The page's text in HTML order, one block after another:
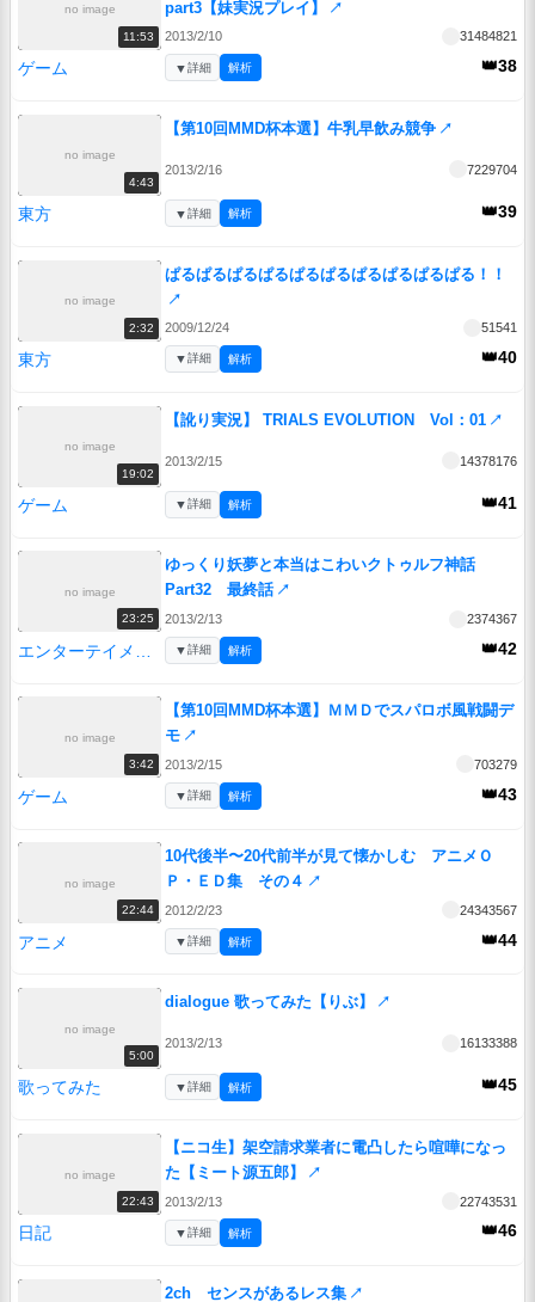
no image
11:53
part3【妹実況プレイ】
↗
2013/2/10 31484821
ゲーム 👑38
▼詳細 解析
no image
4:43
【第10回MMD杯本選】牛乳早飲み競争 ↗
2013/2/16 7229704
東方 👑39
▼詳細 解析
no image
2:32
ぱるぱるぱるぱるぱるぱるぱるぱるぱるぱる！！
↗
2009/12/24 51541
東方 👑40
▼詳細 解析
no image
19:02
【訛り実況】 TRIALS EVOLUTION Vol：01 ↗
2013/2/15 14378176
ゲーム 👑41
▼詳細 解析
no image
23:25
ゆっくり妖夢と本当はこわいクトゥルフ神話
Part32 最終話 ↗
2013/2/13 2374367
👑42
▼詳細 解析
no image
3:42
【第10回MMD杯本選】ＭＭＤでスパロボ風戦闘デ
モ ↗
2013/2/15 703279
ゲーム 👑43
▼詳細 解析
no image
22:44
10代後半〜20代前半が見て懐かしむ アニメＯ
Ｐ・ＥＤ集 その４ ↗
2012/2/23 24343567
アニメ 👑44
▼詳細 解析
no image
5:00
dialogue 歌ってみた【りぶ】 ↗
2013/2/13 16133388
歌ってみた 👑45
▼詳細 解析
no image
22:43
【ニコ生】架空請求業者に電凸したら喧嘩になっ
た【ミート源五郎】
↗
2013/2/13 22743531
日記 👑46
▼詳細 解析
2ch センスがあるレス集 ↗